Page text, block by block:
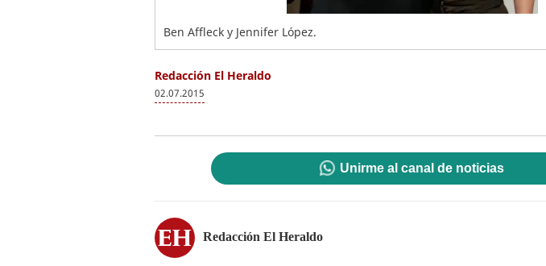
Ben Affleck y Jennifer López.
Redacción El Heraldo
02.07.2015
Unirme al canal de noticias
Redacción El Heraldo